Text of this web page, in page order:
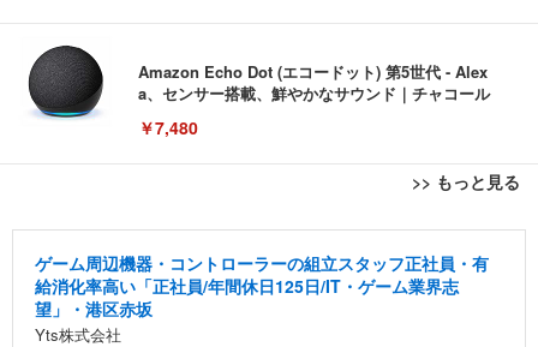
Amazon Echo Dot (エコードット) 第5世代 - Alex
a、センサー搭載、鮮やかなサウンド｜チャコール
￥7,480
>> もっと見る
[EdoErgo] オフィスチェア 椅子 テレワーク 疲れな
い 跳ね上げ式アームレスト コンパクト 約105度ロッ
キング pc 事務椅子 360度回転 座面昇降 強化ナイロ
ン樹脂ベース 通気性メッシュ 在宅ワーク H-WY01
(黒網+黒枠+黒足)
￥5,699
EIZO ビジネス向けプレミアムモニター | FlexScan
EV3240X-WT | 31.5型4K UHD・USB Type-C・ホワ
イト
￥105,595
回使い捨て 無香料 ホワイト 300枚
￥3,373
ゲーム周辺機器・コントローラーの組立スタッフ正社員・有
給消化率高い「正社員/年間休日125日/IT・ゲーム業界志
望」・港区赤坂
Yts株式会社